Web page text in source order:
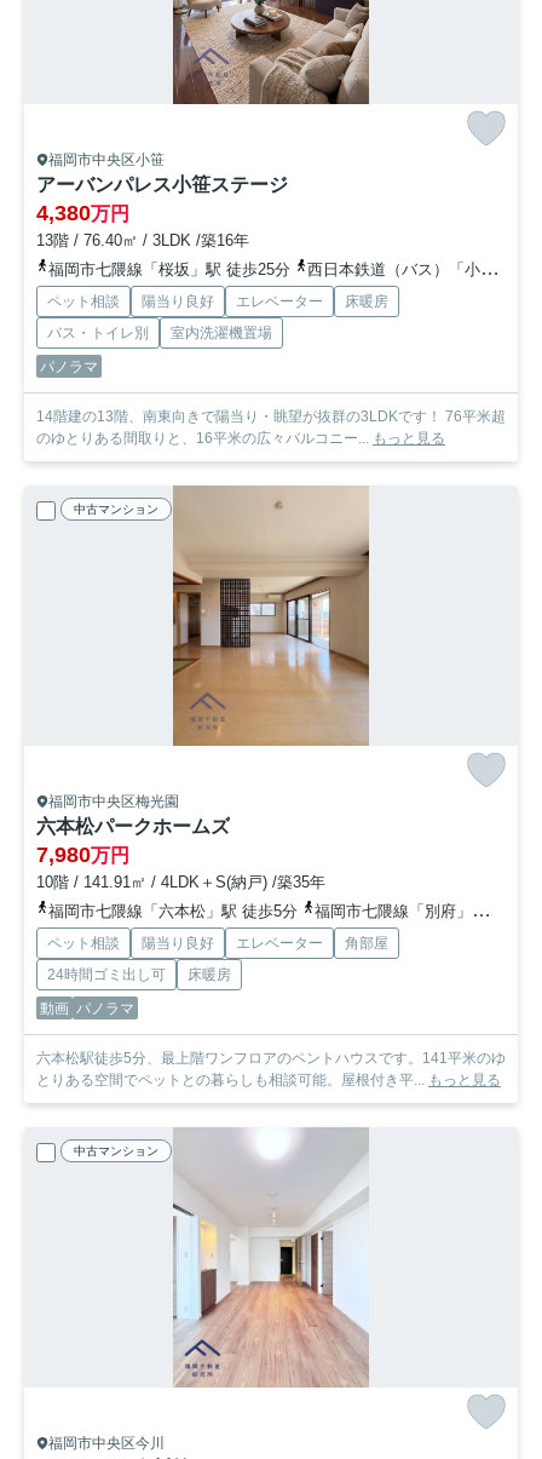
福岡市中央区小笹
アーバンパレス小笹ステージ
4,380万円
13階 / 76.40㎡ / 3LDK /築16年
福岡市七隈線「桜坂」駅 徒歩25分
西日本鉄道（バス）「小笹（福岡県）」バス停下車 徒歩1分
ペット相談 陽当り良好 エレベーター
床暖房
バス・トイレ別
室内洗濯機置場
パノラマ
14階建の13階、南東向きで陽当り・眺望が抜群の3LDKです！ 76平米超
のゆとりある間取りと、16平米の広々バルコニー... もっと見る
中古マンション
福岡市中央区梅光園
六本松パークホームズ
7,980万円
10階 / 141.91㎡ / 4LDK＋S(納戸) /築35年
福岡市七隈線「六本松」駅 徒歩5分
福岡市七隈線「別府」駅 徒歩10分
ペット相談 陽当り良好 エレベーター
角部屋
24時間ゴミ出し可
床暖房
動画 パノラマ
六本松駅徒歩5分、最上階ワンフロアのペントハウスです。141平米のゆ
とりある空間でペットとの暮らしも相談可能。屋根付き平... もっと見る
中古マンション
福岡市中央区今川